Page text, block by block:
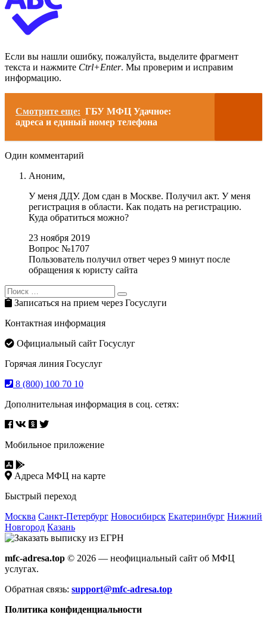
Если вы нашли ошибку, пожалуйста, выделите фрагмент
текста и нажмите Ctrl+Enter. Мы проверим и исправим
информацию.
Смотрите еще: ГБУ МФЦ Удачное:
адреса и единый номер телефона
Один комментарий
Аноним,
У меня ДДУ. Дом сдан в Москве. Получил акт. У меня
регистрация в области. Как подать на регистрацию.
Куда обратиться можно?
23 ноября 2019
Вопрос №1707
Пользователь получил ответ через 9 минут после
обращения к юристу сайта
Search
for:
Search
Записаться на прием через Госуслуги
Контактная информация
Официальный сайт Госуслуг
Горячая линия Госуслуг
8 (800) 100 70 10
Дополнительная информация в соц. сетях:
Мобильное приложение
Адреса МФЦ на карте
Быстрый переход
Москва Санкт-Петербург Новосибирск Екатеринбург Нижний
Новгород Казань
mfc-adresa.top © 2026 — неофициальный сайт об МФЦ
услугах.
Обратная связь: support@mfc-adresa.top
Политика конфиденциальности